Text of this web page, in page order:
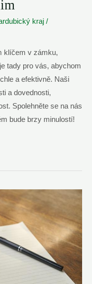
kraj /
klíčem v zámku,
tady pro vás, abychom
a efektivně. Naši
a dovednosti,
Spolehněte se na nás
bude brzy minulostí!